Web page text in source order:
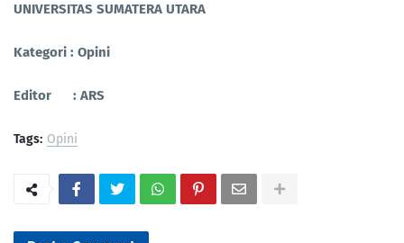
UNIVERSITAS SUMATERA UTARA
Kategori : Opini
Editor : ARS
Tags: Opini